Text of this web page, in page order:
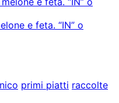
e feta. “IN” o
primi piatti raccolte